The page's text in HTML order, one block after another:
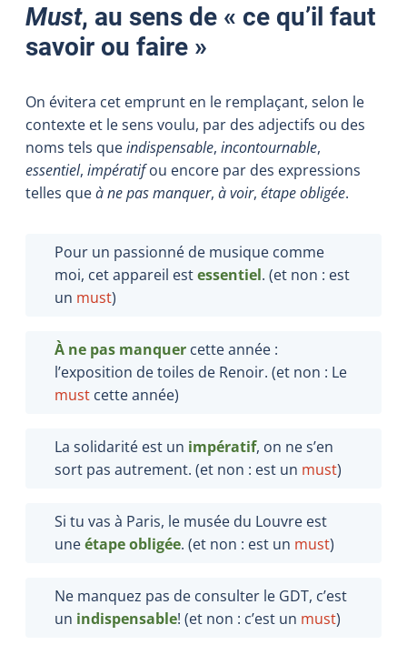
Must, au sens de « ce qu’il faut
savoir ou faire »
On évitera cet emprunt en le remplaçant, selon le
contexte et le sens voulu, par des adjectifs ou des
noms tels queindispensable, incontournable,
essentiel, impératifou encore par des expressions
telles queà ne pas manquer, à voir, étape obligée.
Pour un passionné de musique comme
moi, cet appareil estessentiel. (et non : est
un must)
À ne pas manquer cette année :
l’exposition de toiles de Renoir. (et non : Le
must cette année)
La solidarité est un impératif, on ne s’en
sort pas autrement. (et non : est un must)
Si tu vas à Paris, le musée du Louvre est
uneétape obligée. (et non : est un must)
Ne manquez pas de consulter le GDT, c’est
un indispensable! (et non : c’est un must)